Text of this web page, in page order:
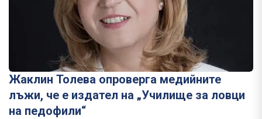
Жаклин Толева опроверга медийните
лъжи, че е издател на „Училище за ловци
на педофили“